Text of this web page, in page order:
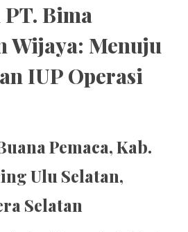
Bima
Wijaya: Menuju
IUP Operasi
Pemaca, Kab.
Ulu Selatan,
Selatan